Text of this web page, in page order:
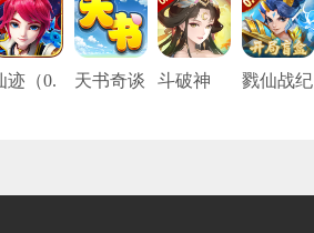
迹（0.
天书奇谈
斗破神
戮仙战纪